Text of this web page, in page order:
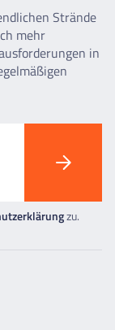
Strände
mehr
in
zu.